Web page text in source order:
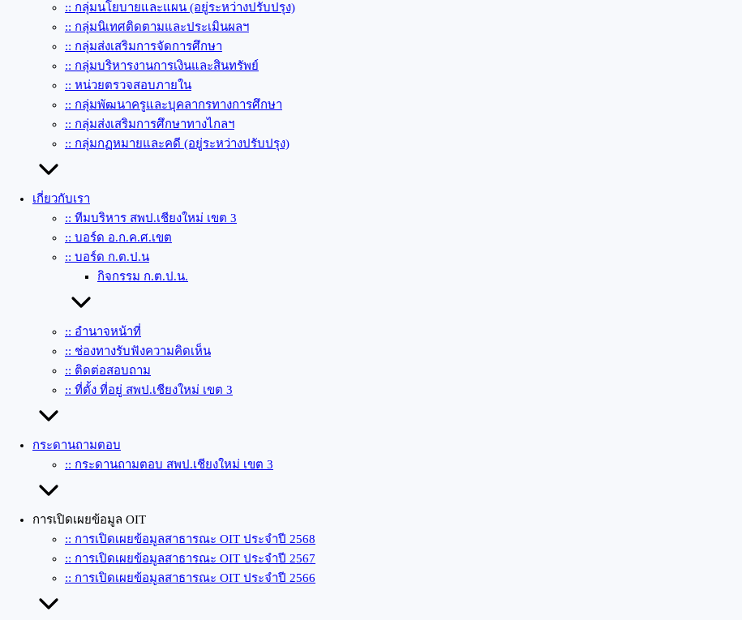
:: กลุ่มนโยบายและแผน (อยู่ระหว่างปรับปรุง)
:: กลุ่มนิเทศติดตามและประเมินผลฯ
:: กลุ่มส่งเสริมการจัดการศึกษา
:: กลุ่มบริหารงานการเงินและสินทรัพย์
:: หน่วยตรวจสอบภายใน
:: กลุ่มพัฒนาครูและบุคลากรทางการศึกษา
:: กลุ่มส่งเสริมการศึกษาทางไกลฯ
:: กลุ่มกฏหมายและคดี (อยู่ระหว่างปรับปรุง)
เกี่ยวกับเรา
:: ทีมบริหาร สพป.เชียงใหม่ เขต 3
:: บอร์ด อ.ก.ค.ศ.เขต
:: บอร์ด ก.ต.ป.น
กิจกรรม ก.ต.ป.น.
:: อำนาจหน้าที่
:: ช่องทางรับฟังความคิดเห็น
:: ติดต่อสอบถาม
:: ที่ตั้ง ที่อยู่ สพป.เชียงใหม่ เขต 3
กระดานถามตอบ
:: กระดานถามตอบ สพป.เชียงใหม่ เขต 3
การเปิดเผยข้อมูล OIT
:: การเปิดเผยข้อมูลสาธารณะ OIT ประจำปี 2568
:: การเปิดเผยข้อมูลสาธารณะ OIT ประจำปี 2567
:: การเปิดเผยข้อมูลสาธารณะ OIT ประจำปี 2566